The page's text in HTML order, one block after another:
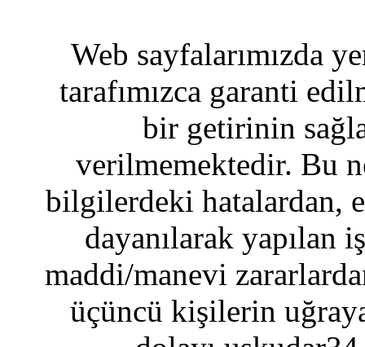
Web sayfalarımızda
tarafımızca garanti
bir getirinin
verilmemektedir. Bu
bilgilerdeki hatalardan,
dayanılarak yapılan
maddi/manevi
üçüncü kişilerin